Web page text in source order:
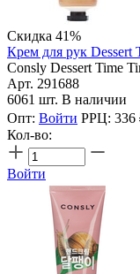
Скидка 41%
Крем для рук Dessert
Consly Dessert Time
Арт. 291688
6061 шт. В наличии
Опт: Войти РРЦ: 336
Кол-во:
Войти